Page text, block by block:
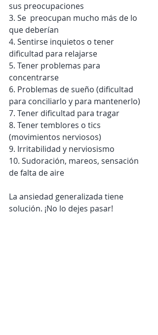
sus preocupaciones
3. Se  preocupan mucho más de lo
que deberían
4. Sentirse inquietos o tener
dificultad para relajarse
5. Tener problemas para
concentrarse
6. Problemas de sueño (dificultad
para conciliarlo y para mantenerlo)
7. Tener dificultad para tragar
8. Tener temblores o tics
(movimientos nerviosos)
9. Irritabilidad y nerviosismo
10. Sudoración, mareos, sensación
de falta de aire
La ansiedad generalizada tiene
solución. ¡No lo dejes pasar!